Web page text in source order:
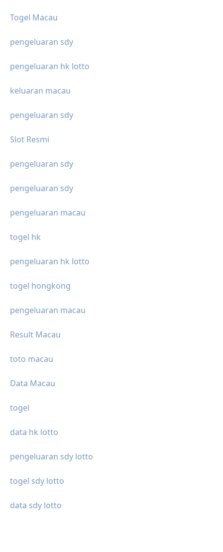
Togel Macau
pengeluaran sdy
pengeluaran hk lotto
keluaran macau
pengeluaran sdy
Slot Resmi
pengeluaran sdy
pengeluaran sdy
pengeluaran macau
togel hk
pengeluaran hk lotto
togel hongkong
pengeluaran macau
Result Macau
toto macau
Data Macau
togel
data hk lotto
pengeluaran sdy lotto
togel sdy lotto
data sdy lotto